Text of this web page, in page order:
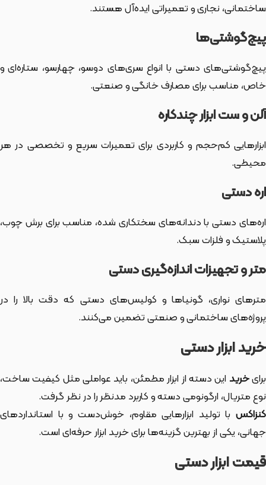
ساختمانی، نجاری و تعمیراتی ایده‌آل هستند.
پیچ‌گوشتی‌ها
پیچ‌گوشتی‌های دستی با انواع سری‌های دوسو، چهارسو، ستاره‌ای و
خاص، مناسب برای مصارف خانگی و صنعتی.
آلن و ست ابزار چندکاره
ابزارهایی کم‌حجم و کاربردی برای تعمیرات سریع و تخصصی در هر
محیطی.
اره دستی
اره‌های دستی با دندانه‌های سختکاری شده، مناسب برای برش چوب،
پلاستیک و فلزات سبک.
متر و تجهیزات اندازه‌گیری دستی
مترهای نواری، گونیاها و کولیس‌های دستی که دقت بالا را در
پروژه‌های ساختمانی و صنعتی تضمین می‌کنند.
خرید ابزار دستی
برایخرید این دسته از ابزارمطمئن، باید عواملی مثل کیفیت ساخت،
نوع متریال، ارگونومی دسته و کاربرد مدنظر را در نظر گرفت.
کنزاکس با تولید ابزارهایی مقاوم، خوش‌دست و با استانداردهای
جهانی، یکی از بهترین گزینه‌ها برای خرید ابزار حرفه‌ای است.
قیمت ابزار دستی